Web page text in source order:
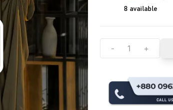
8 available
- +